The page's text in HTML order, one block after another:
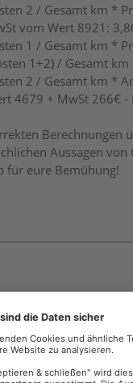
2 / Gesamt km *
vom Wert 8921:
1 / Gesamt km *
1+2) / Gesamt
2 / Gesamt km *
4679 + MwSt 266€ -
Berechnungen
Aussagen von
für eure Bemühung!
Fremdanbietern.